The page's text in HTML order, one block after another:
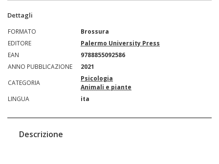
Dettagli
FORMATO
Brossura
EDITORE
Palermo University Press
EAN
9788855092586
ANNO PUBBLICAZIONE
2021
CATEGORIA
Psicologia
Animali e piante
LINGUA
ita
Descrizione